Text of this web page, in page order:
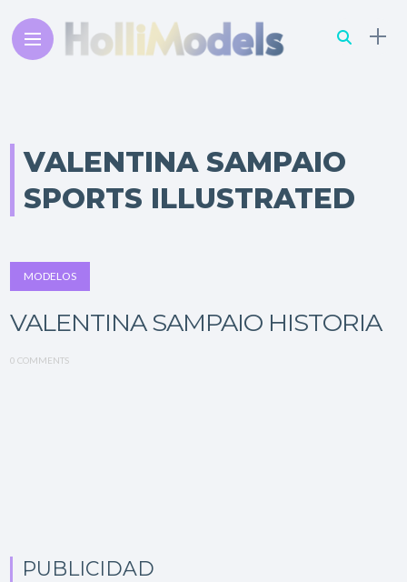
VALENTINA SAMPAIO
SPORTS ILLUSTRATED
MODELOS
VALENTINA SAMPAIO HISTORIA
0 COMMENTS
PUBLICIDAD